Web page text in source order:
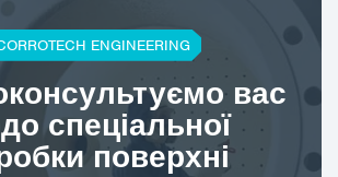
ENGINEERING
вас
спеціальної
поверхні